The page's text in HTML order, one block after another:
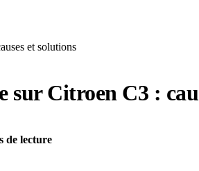
et solutions
Citroen C3 :
de lecture